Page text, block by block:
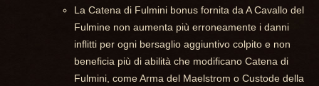
La Catena di Fulmini bonus fornita da A Cavallo del
Fulmine non aumenta più erroneamente i danni
inflitti per ogni bersaglio aggiuntivo colpito e non
beneficia più di abilità che modificano Catena di
Fulmini, come Arma del Maelstrom o Custode della